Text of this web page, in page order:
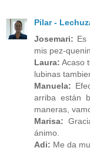
Pilar -
Josemari: Es
mis pez-
Laura: Acaso
lubinas
Manuela:
arriba están
maneras,
Marisa:
ánimo.
Adi: Me da